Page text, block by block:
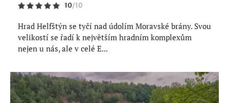
10/10
Hrad Helfštýn se tyčí nad údolím Moravské brány. Svou
velikostí se řadí k největším hradním komplexům
nejen u nás, ale v celé E...